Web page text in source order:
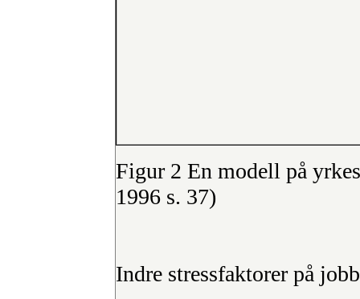
Figur 2 En modell på
1996 s. 37)
Indre stressfaktorer på